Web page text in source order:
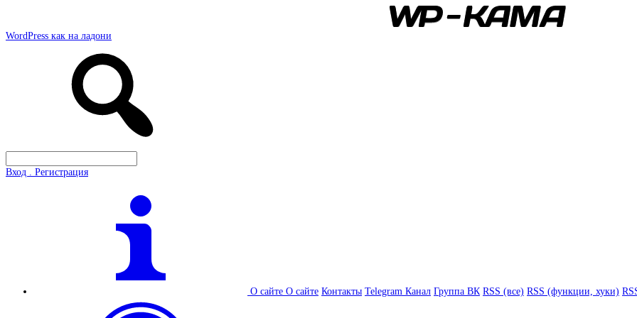
WordPress как на ладони
Вход . Регистрация
О сайте О сайте Контакты Telegram Канал Группа ВК RSS (все) RSS (функции, хуки)